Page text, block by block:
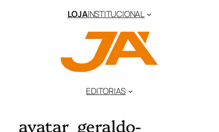
LOJAINSTITUCIONAL
EDITORIAS
avatar_geraldo-